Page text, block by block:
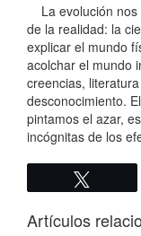
La evolución nos
de la realidad: la
explicar el mundo
acolchar el mundo
creencias,
desconocimiento.
pintamos el azar,
incógnitas de los
Artículos